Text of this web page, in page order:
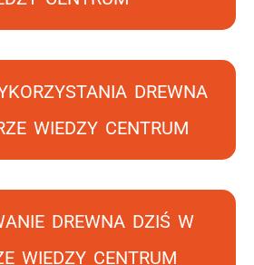
DREWNA
WIEDZY CENTRUM
DREWNA DZIŚ W
WIEDZY CENTRUM